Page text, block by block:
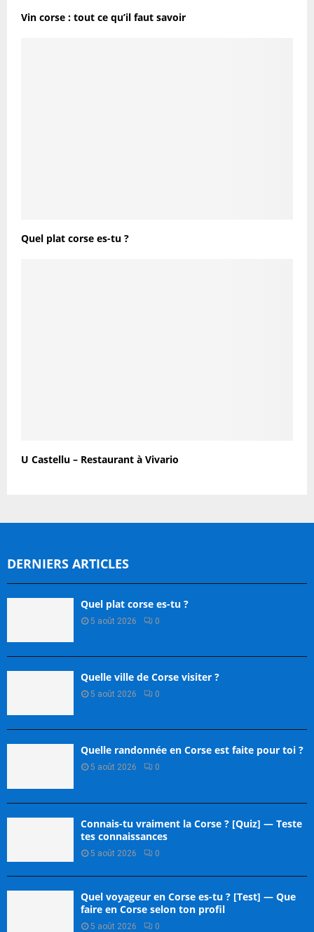
Vin corse : tout ce qu’il faut savoir
Quel plat corse es-tu ?
U Castellu – Restaurant à Vivario
DERNIERS ARTICLES
Quel plat corse es-tu ?
5 août 2026 0
Quelle ville de Corse visiter ?
5 août 2026 0
Quelle randonnée en Corse est faite pour toi ?
5 août 2026 0
Connais-tu vraiment la Corse ? [Quiz] — Teste
tes connaissances
5 août 2026 0
Quel voyageur en Corse es-tu ? [Test] — Que
faire en Corse selon ton profil
5 août 2026 0